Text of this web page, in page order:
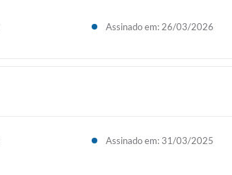
Assinado em: 26/03/2026
Assinado em: 31/03/2025